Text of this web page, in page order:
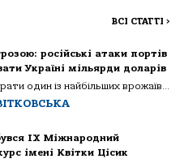
ВСІ СТАТТІ >
російські атаки портів
Україні мільярди доларів
один із найбільших врожаїв...
IX Міжнародний
імені Квітки Цісик